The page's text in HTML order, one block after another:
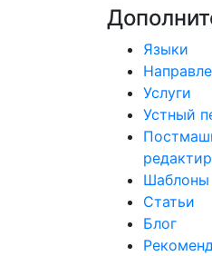
Языки
Услуги
Устный
Шаблоны
Статьи
Блог